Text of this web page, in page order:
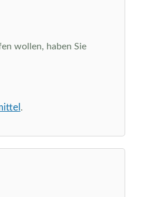
wollen, haben Sie
.